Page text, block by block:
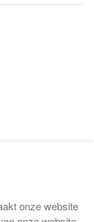
onze website